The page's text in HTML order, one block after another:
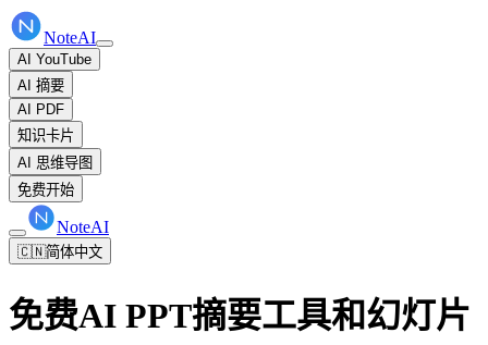
NoteAI
AI YouTube
AI 摘要
AI PDF
知识卡片
AI 思维导图
免费开始
NoteAI
🇨🇳简体中文
免费AI PPT摘要工具和幻灯片